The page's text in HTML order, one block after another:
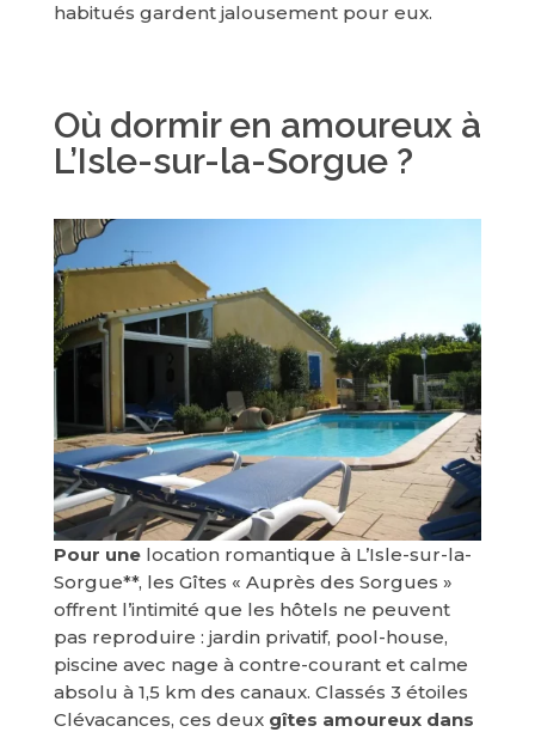
habitués gardent jalousement pour eux.
Où dormir en amoureux à
L’Isle-sur-la-Sorgue ?
Pour une location romantique à L’Isle-sur-la-
Sorgue**, les Gîtes « Auprès des Sorgues »
offrent l’intimité que les hôtels ne peuvent
pas reproduire : jardin privatif, pool-house,
piscine avec nage à contre-courant et calme
absolu à 1,5 km des canaux. Classés 3 étoiles
Clévacances, ces deux gîtes amoureux dans